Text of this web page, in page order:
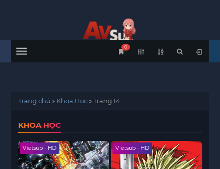
Menu
0
Trang chủ » Khoa Học»Trang 14
KHOA HỌC
Vietsub - HD Vietsub - HD